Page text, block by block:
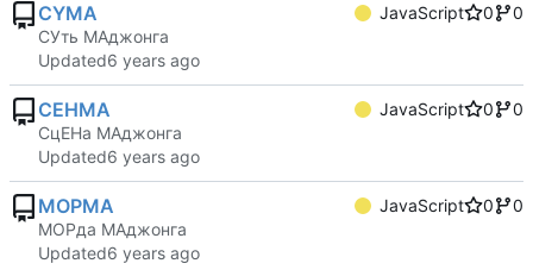
CYMA JavaScript 0
0
СУть МАджонга
Updated
CEHMA JavaScript 0
0
СцЕНа МАджонга
Updated
MOPMA JavaScript 0
0
МОРда МАджонга
Updated